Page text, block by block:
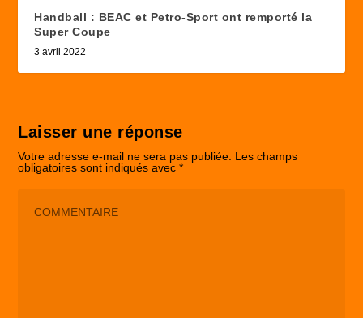
Handball : BEAC et Petro-Sport ont remporté la
Super Coupe
3 avril 2022
Laisser une réponse
Votre adresse e-mail ne sera pas publiée. Les champs
obligatoires sont indiqués avec*